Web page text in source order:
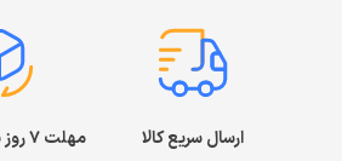
ارسال سریع کالا مهلت ۷ روز بازگشت کالا